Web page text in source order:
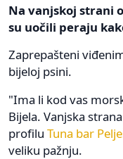
Na vanjskoj strani
su uočili peraju
Zaprepašteni
bijeloj psini.
"Ima li kod vas
Bijela. Vanjska
profilu Tuna bar
veliku pažnju.